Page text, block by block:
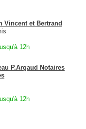
Vincent et Bertrand
12h
P.Argaud Notaires
12h